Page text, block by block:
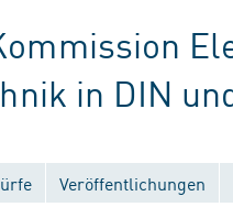
in DIN
Veröffentlichungen